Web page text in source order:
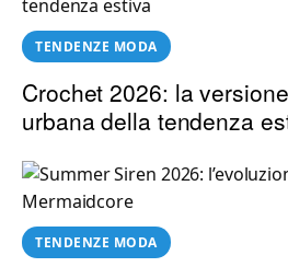
TENDENZE MODA
Crochet 2026: la
urbana della tendenza
TENDENZE MODA